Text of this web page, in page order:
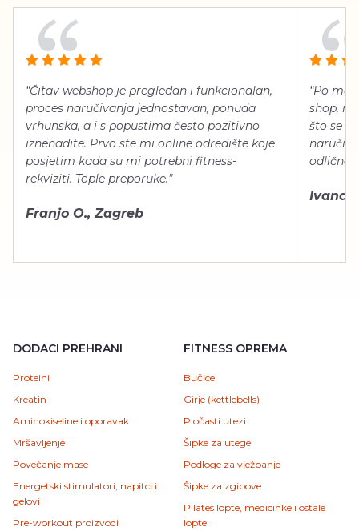
“Čitav webshop je pregledan i funkcionalan,
proces naručivanja jednostavan, ponuda
vrhunska, a i s popustima često pozitivno
iznenadite. Prvo ste mi online odredište koje
posjetim kada su mi potrebni fitness-
rekviziti. Tople preporuke.”
Franjo O., Zagreb
“Po
shop,
što se
naručiti,
odlično
Ivana
DODACI PREHRANI
Proteini
Kreatin
Aminokiseline i oporavak
Mršavljenje
Povećanje mase
Energetski stimulatori, napitci i
gelovi
Pre-workout proizvodi
FITNESS OPREMA
Bučice
Girje (kettlebells)
Pločasti utezi
Šipke za utege
Podloge za vježbanje
Šipke za zgibove
Pilates lopte, medicinke i ostale
lopte